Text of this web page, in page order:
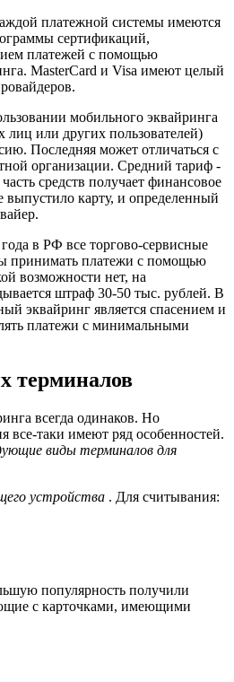
платежной системы имеются
сертификаций,
платежей с помощью
MasterCard и Visa имеют целый
мобильного эквайринга
или других пользователей)
Последняя может отличаться с
организации. Средний тариф -
средств получает финансовое
выпустило карту, и определенный
в РФ все торгово-сервисные
принимать платежи с помощью
возможности нет, на
штраф 30-50 тыс. рублей. В
эквайринг является спасением и
платежи с минимальными
терминалов
всегда одинаков. Но
все-таки имеют ряд особенностей.
виды терминалов для
устройства . Для считывания:
популярность получили
с карточками, имеющими